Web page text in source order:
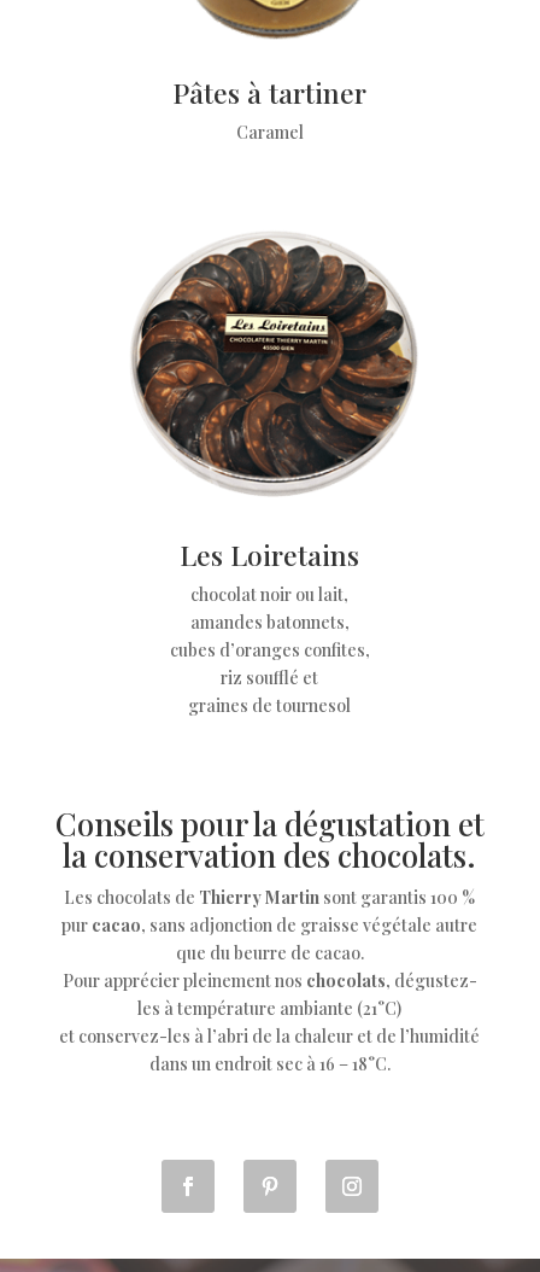
Pâtes à tartiner
Caramel
Les Loiretains
chocolat noir ou lait,
amandes batonnets,
cubes d’oranges confites,
riz soufflé et
graines de tournesol
Conseils pour la dégustation et
la conservation des chocolats.
Les chocolats de Thierry Martin sont garantis 100 %
pur cacao, sans adjonction de graisse végétale autre
que du beurre de cacao.
Pour apprécier pleinement nos chocolats, dégustez-
les à température ambiante (21°C)
et conservez-les à l’abri de la chaleur et de l’humidité
dans un endroit sec à 16 – 18°C.